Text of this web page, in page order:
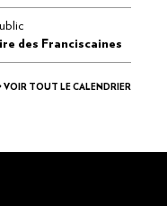
des Franciscaines
VOIR TOUT LE CALENDRIER